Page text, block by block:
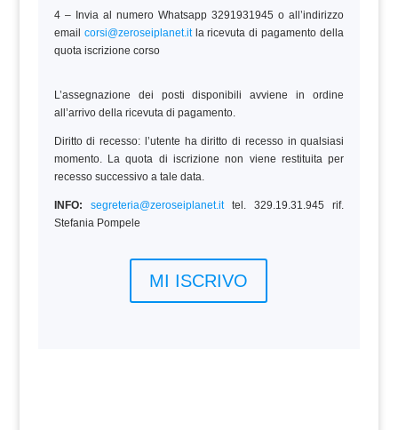
4 – Invia al numero Whatsapp 3291931945 o all’indirizzo
email corsi@zeroseiplanet.itla ricevuta di pagamento della
quota iscrizione corso
L’assegnazione dei posti disponibili avviene in ordine
all’arrivo della ricevuta di pagamento.
Diritto di recesso: l’utente ha diritto di recesso in qualsiasi
momento. La quota di iscrizione non viene restituita per
recesso successivo a tale data.
INFO: segreteria@zeroseiplanet.ittel. 329.19.31.945 rif.
Stefania Pompele
MI ISCRIVO